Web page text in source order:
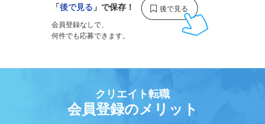
「後で見る 」で保存！
会員登録なしで、
何件でも応募できます。
クリエイト転職
会員登録のメリット